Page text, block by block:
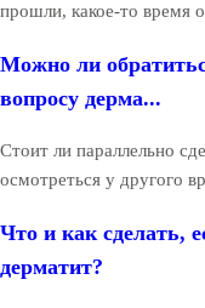
прошли, какое-то время
Можно ли
вопросу дерма...
Стоит ли параллельно
осмотреться у другого
Что и как сделать,
дерматит?